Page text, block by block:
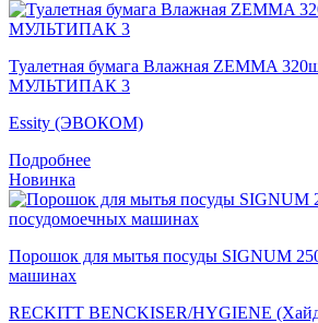
Туалетная бумага Влажная ZEMMA
МУЛЬТИПАК 3
Essity (ЭВОКОМ)
Подробнее
Новинка
Порошок для мытья посуды SIGNUM
машинах
RECKITT BENCKISER/HYGIENE